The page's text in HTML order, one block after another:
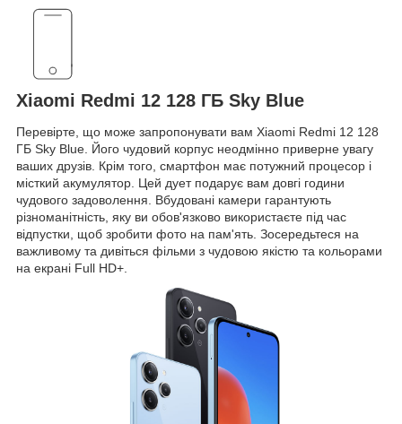
Xiaomi Redmi 12 128 ГБ Sky Blue
Перевірте, що може запропонувати вам Xiaomi Redmi 12 128
ГБ Sky Blue. Його чудовий корпус неодмінно приверне увагу
ваших друзів. Крім того, смартфон має потужний процесор і
місткий акумулятор. Цей дует подарує вам довгі години
чудового задоволення. Вбудовані камери гарантують
різноманітність, яку ви обов'язково використаєте під час
відпустки, щоб зробити фото на пам'ять. Зосередьтеся на
важливому та дивіться фільми з чудовою якістю та кольорами
на екрані Full HD+.